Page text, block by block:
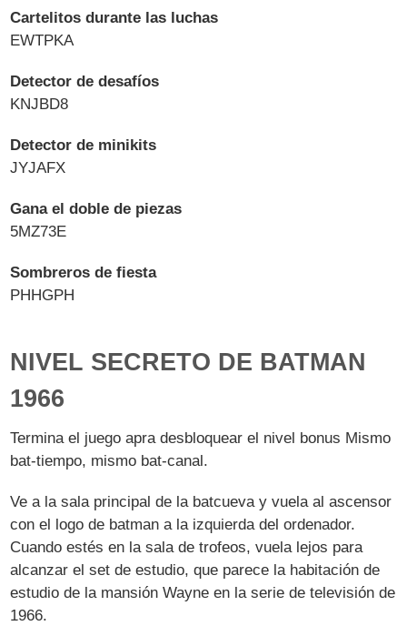
Cartelitos durante las luchas
EWTPKA
Detector de desafíos
KNJBD8
Detector de minikits
JYJAFX
Gana el doble de piezas
5MZ73E
Sombreros de fiesta
PHHGPH
NIVEL SECRETO DE BATMAN
1966
Termina el juego apra desbloquear el nivel bonus Mismo
bat-tiempo, mismo bat-canal.
Ve a la sala principal de la batcueva y vuela al ascensor
con el logo de batman a la izquierda del ordenador.
Cuando estés en la sala de trofeos, vuela lejos para
alcanzar el set de estudio, que parece la habitación de
estudio de la mansión Wayne en la serie de televisión de
1966.